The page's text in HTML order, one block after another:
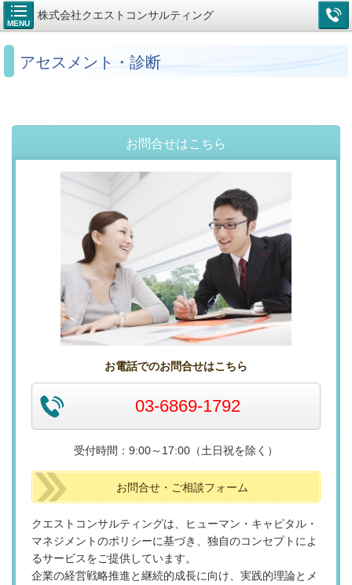
MENU
株式会社クエストコンサルティング
アセスメント・診断
お問合せはこちら
お電話でのお問合せはこちら
03-6869-1792
受付時間：9:00～17:00（土日祝を除く）
お問合せ・ご相談フォーム
クエストコンサルティングは、ヒューマン・キャピタル・
マネジメントのポリシーに基づき、独自のコンセプトによ
るサービスをご提供しています。
企業の経営戦略推進と継続的成長に向け、実践的理論とメ